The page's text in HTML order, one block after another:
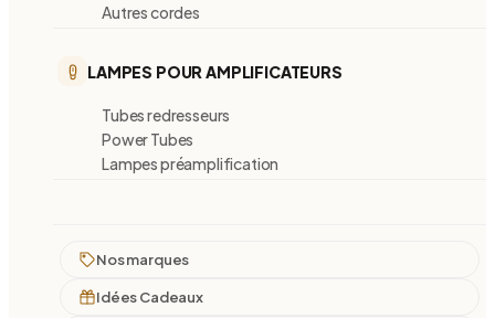
Autres cordes
LAMPES POUR AMPLIFICATEURS
Tubes redresseurs
Power Tubes
Lampes préamplification
Nos marques
Idées Cadeaux